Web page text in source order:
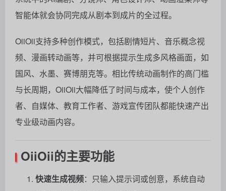
智能体就会协同完成从剧本到成片的全过程。
OiiOii支持多种创作模式，包括剧情短片、音乐概念视
频、漫画转动画等，并可根据提示生成多风格画面，如
国风、水墨、赛博朋克等。相比传统动画制作的高门槛
与长周期，OiiOii大幅降低了时间与成本，使个人创作
者、自媒体、教育工作者、游戏宣传团队都能快速产出
专业级动画内容。
OiiOii的主要功能
快速生成视频：只输入提示词或创意，系统自动